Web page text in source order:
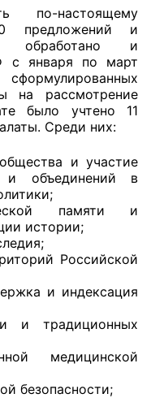
условий
по-настоящему
предложений и
обработано и
с января по март
на рассмотрение
было учтено 11
Среди них:
и участие
и объединений в
памяти и
истории;
Российской
и индексация
и традиционных
медицинской
безопасности;